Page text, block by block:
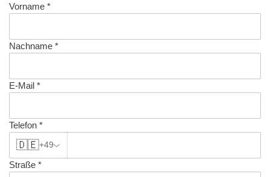
Vorname *
Nachname *
E-Mail *
Telefon *
🇩🇪+49
Straße *